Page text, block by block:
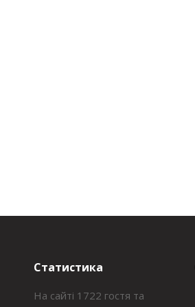
Статистика
На сайті 1722 гостя та